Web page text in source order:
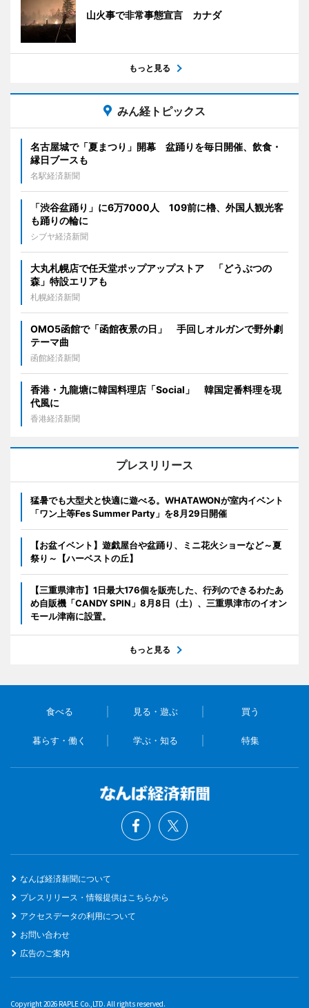
山火事で非常事態宣言 カナダ
もっと見る
みん経トピックス
名古屋城で「夏まつり」開幕 盆踊りを毎日開催、飲食・
縁日ブースも
名駅経済新聞
「渋谷盆踊り」に6万7000人 109前に櫓、外国人観光客
も踊りの輪に
シブヤ経済新聞
大丸札幌店で任天堂ポップアップストア 「どうぶつの
森」特設エリアも
札幌経済新聞
OMO5函館で「函館夜景の日」 手回しオルガンで野外劇
テーマ曲
函館経済新聞
香港・九龍塘に韓国料理店「Social」 韓国定番料理を現
代風に
香港経済新聞
プレスリリース
猛暑でも大型犬と快適に遊べる。WHATAWONが室内イベント
「ワン上等Fes Summer Party」を8月29日開催
【お盆イベント】遊戯屋台や盆踊り、ミニ花火ショーなど～夏
祭り～【ハーベストの丘】
【三重県津市】1日最大176個を販売した、行列のできるわたあ
め自販機「CANDY SPIN」8月8日（土）、三重県津市のイオン
モール津南に設置。
もっと見る
食べる 見る・遊ぶ 買う
暮らす・働く 学ぶ・知る 特集
なんば経済新聞について
プレスリリース・情報提供はこちらから
アクセスデータの利用について
お問い合わせ
広告のご案内
Copyright 2026 RAPLE Co.,LTD. All rights reserved.